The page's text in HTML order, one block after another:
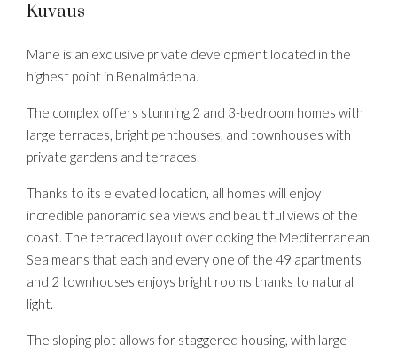
Kuvaus
Mane is an exclusive private development located in the
highest point in Benalmádena.
The complex offers stunning 2 and 3-bedroom homes with
large terraces, bright penthouses, and townhouses with
private gardens and terraces.
Thanks to its elevated location, all homes will enjoy
incredible panoramic sea views and beautiful views of the
coast. The terraced layout overlooking the Mediterranean
Sea means that each and every one of the 49 apartments
and 2 townhouses enjoys bright rooms thanks to natural
light.
The sloping plot allows for staggered housing, with large